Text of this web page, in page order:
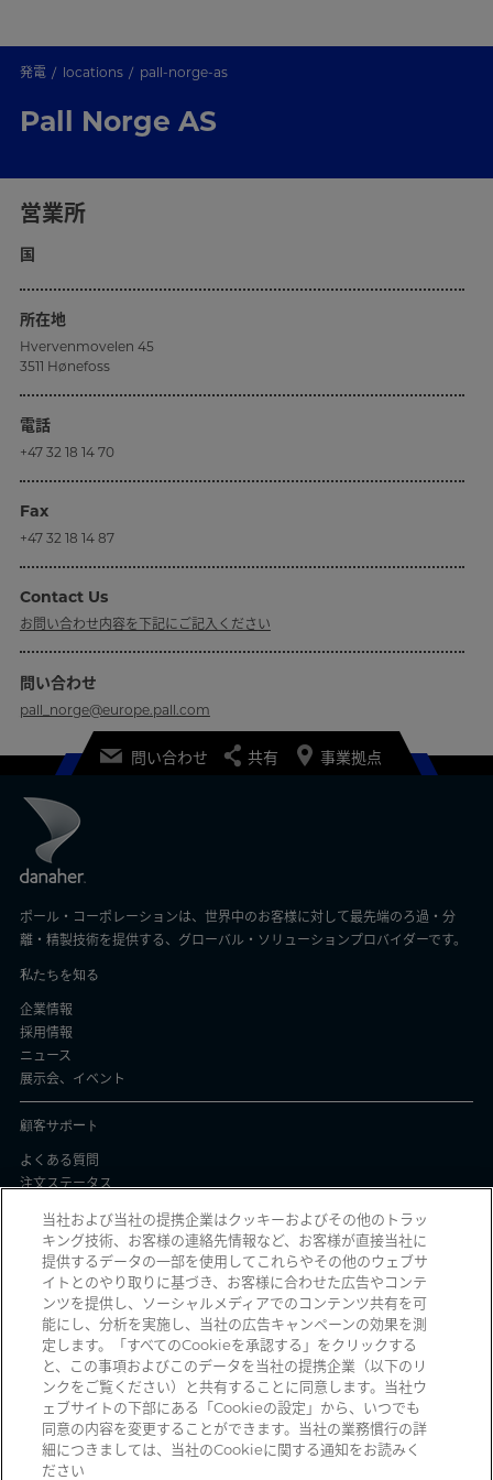
発電 locations pall-norge-as
Pall Norge AS
営業所
国
所在地
Hvervenmovelen 45
3511 Hønefoss
電話
+47 32 18 14 70
Fax
+47 32 18 14 87
Contact Us
お問い合わせ内容を下記にご記入ください
問い合わせ
pall_norge@europe.pall.com
問い合わせ 共有 事業拠点
ポール・コーポレーションは、世界中のお客様に対して最先端のろ過・分
離・精製技術を提供する、グローバル・ソリューションプロバイダーです。
私たちを知る
企業情報
採用情報
ニュース
展示会、イベント
顧客サポート
よくある質問
注文ステータス
プライバシーと使用
個人情報保護方針
契約条件
Manage Cookies
詐欺メールを受信していませんか？ 詐欺の疑いのある不審な電子メール、ソ
ーシャルメディアメッセージ、テキストメッセージ、または電話を受信した
時は、reportphishing@pall.com
当社および当社の提携企業はクッキーおよびその他のトラッ
キング技術、お客様の連絡先情報など、お客様が直接当社に
提供するデータの一部を使用してこれらやその他のウェブサ
イトとのやり取りに基づき、お客様に合わせた広告やコンテ
ンツを提供し、ソーシャルメディアでのコンテンツ共有を可
能にし、分析を実施し、当社の広告キャンペーンの効果を測
定します。「すべてのCookieを承認する」をクリックする
と、この事項およびこのデータを当社の提携企業（以下のリ
ンクをご覧ください）と共有することに同意します。当社ウ
ェブサイトの下部にある「Cookieの設定」から、いつでも
同意の内容を変更することができます。当社の業務慣行の詳
細につきましては、当社のCookieに関する通知をお読みく
ださい